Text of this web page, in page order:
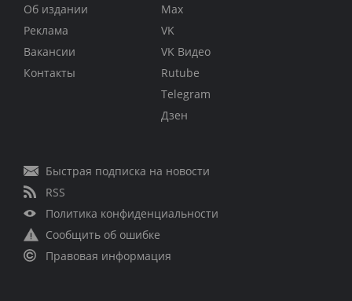
Об издании
Реклама
Вакансии
Контакты
Max
VK
VK Видео
Rutube
Telegram
Дзен
Быстрая подписка на новости
RSS
Политика конфиденциальности
Сообщить об ошибке
Правовая информация